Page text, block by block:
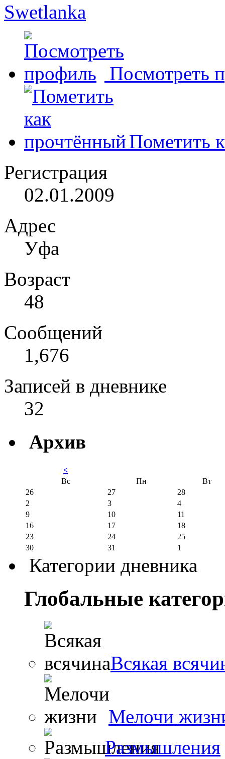
Swetlanka
Посмотреть
Пометить
Регистрация
02.01.2009
Адрес
Уфа
Возраст
48
Сообщений
1,676
Записей в дневнике
32
Архив
<
Вс
Пн
Вт
26
27
28
2
3
4
9
10
11
16
17
18
23
24
25
30
31 1
Категории дневника
Глобальные
Всякая
Мелочи
Размышления